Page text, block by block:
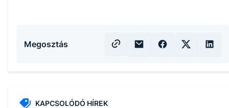
Megosztás
KAPCSOLÓDÓ HÍREK